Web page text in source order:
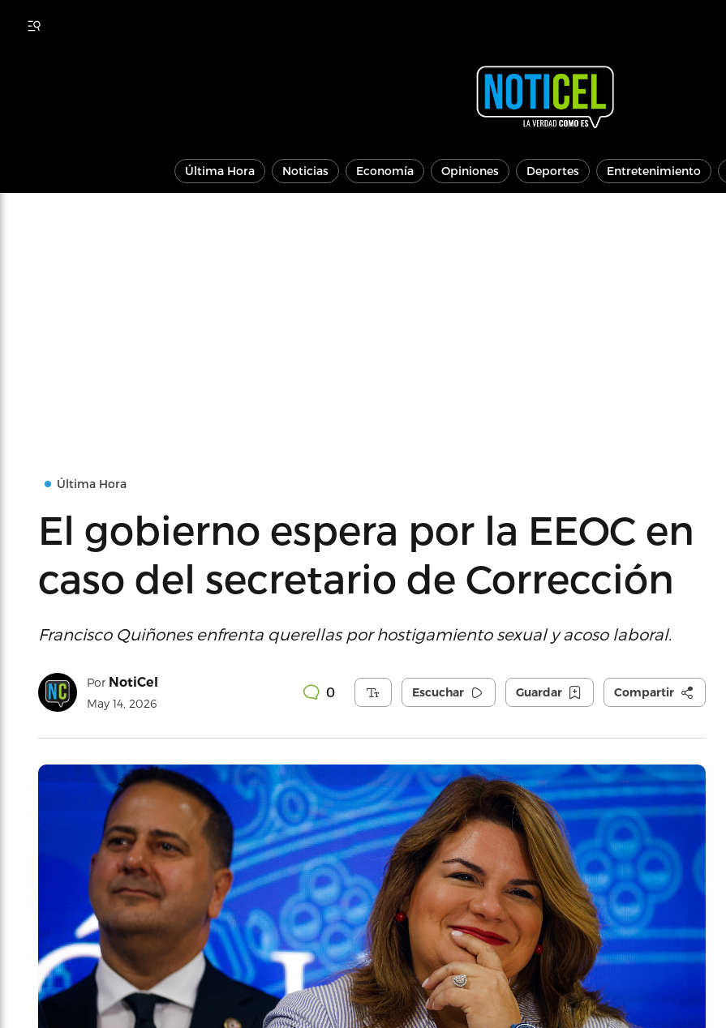
Última Hora Noticias Economía Opiniones Deportes Entretenimiento
Última Hora
El gobierno espera por la EEOC en
caso del secretario de Corrección
Francisco Quiñones enfrenta querellas por hostigamiento sexual y acoso laboral.
Por NotiCel
May 14, 2026
0 Escuchar Guardar Compartir